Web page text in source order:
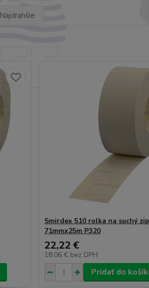
Najdrahšie
Smirdex 510 rolka na suchý
71mmx25m P320
22,22 €
18,06 € bez DPH
Pridať do